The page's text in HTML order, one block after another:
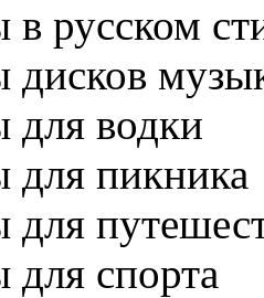
русском
дисков
для водки
для пикника
для
спорта